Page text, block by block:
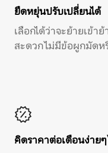
ยืดหยุ่นปรับเปลี่ยนได้
เลือกได้ว่าจะย้ายเข้า
สะดวก ไม่มีข้อผูกมัดห
คิดราคาต่อเดือนง่ายๆ